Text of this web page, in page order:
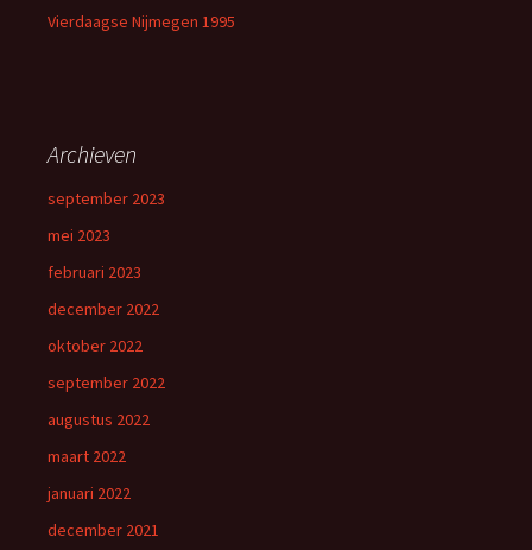
Vierdaagse Nijmegen 1995
Archieven
september 2023
mei 2023
februari 2023
december 2022
oktober 2022
september 2022
augustus 2022
maart 2022
januari 2022
december 2021